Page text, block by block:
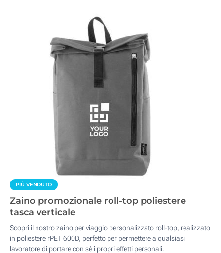
PIÙ VENDUTO
Zaino promozionale roll-top poliestere
tasca verticale
Scopri il nostro zaino per viaggio personalizzato roll-top, realizzato
in poliestere rPET 600D, perfetto per permettere a qualsiasi
lavoratore di portare con sé i propri effetti personali.